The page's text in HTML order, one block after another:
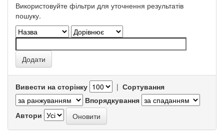
Використовуйте фільтри для уточнення результатів
пошуку.
Вивести на сторінку | Сортування
Впорядкування
Автори